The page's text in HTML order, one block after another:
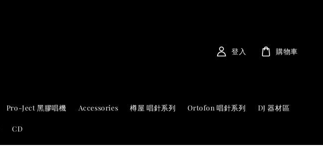
Pro-Ject 黑膠唱機 Accessories 樽屋 唱針系列 Ortofon 唱針系列 DJ 器材區
CD
登入 購物車